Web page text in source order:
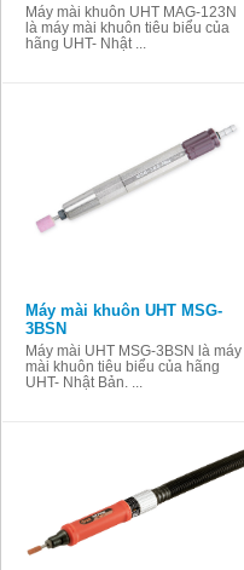
Máy mài khuôn UHT MAG-123N
là máy mài khuôn tiêu biểu của
hãng UHT- Nhật ...
Máy mài khuôn UHT MSG-
3BSN
Máy mài UHT MSG-3BSN là máy
mài khuôn tiêu biểu của hãng
UHT- Nhật Bản. ...